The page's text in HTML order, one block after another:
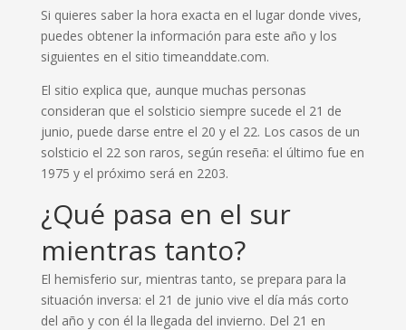
Si quieres saber la hora exacta en el lugar donde vives,
puedes obtener la información para este año y los
siguientes en el sitio timeanddate.com.
El sitio explica que, aunque muchas personas
consideran que el solsticio siempre sucede el 21 de
junio, puede darse entre el 20 y el 22. Los casos de un
solsticio el 22 son raros, según reseña: el último fue en
1975 y el próximo será en 2203.
¿Qué pasa en el sur
mientras tanto?
El hemisferio sur, mientras tanto, se prepara para la
situación inversa: el 21 de junio vive el día más corto
del año y con él la llegada del invierno. Del 21 en